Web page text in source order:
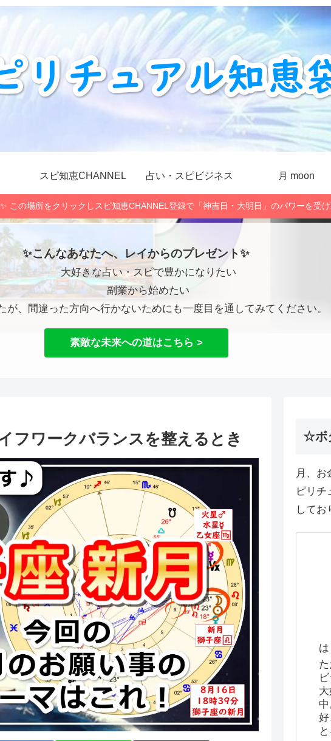
スピ知恵CHANNEL 占い・スピビジネス 月 moon
この場所をクリックしスピ知恵CHANNEL登録で「神吉日・大明日」のパワーを受け
✨こんなあなたへ、レイからのプレゼント✨
大好きな占い・スピで豊かになりたい
副業から始めたい
が、間違った方向へ行かないためにも一度目を通してみてください。
素敵な未来への道はこちら >
フワークバランスを整えるとき ☆ボ
月、お
ピリチ
してお
中